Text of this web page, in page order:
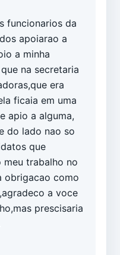
funcionarios da
apoiarao a
a minha
na secretaria
era
ficaia em uma
apio a alguma,
do lado nao so
que
trabalho no
obrigacao como
a voce
prescisaria